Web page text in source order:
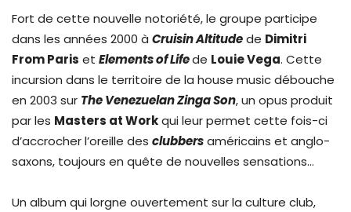
Fort de cette nouvelle notoriété, le groupe participe
dans les années 2000 à Cruisin Altitudede Dimitri
From Paris et Elements of Lifede Louie Vega. Cette
incursion dans le territoire de la house music débouche
en 2003 sur The Venezuelan Zinga Son, un opus produit
par les Masters at Workqui leur permet cette fois-ci
d’accrocher l’oreille des clubbersaméricains et anglo-
saxons, toujours en quête de nouvelles sensations…
Un album qui lorgne ouvertement sur la culture club,